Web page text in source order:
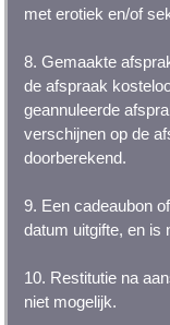
met erotiek en/of
8. Gemaakte
de afspraak
geannuleerde
verschijnen op de
doorberekend.
9. Een cadeaubon
datum uitgifte, en is
10. Restitutie na
niet mogelijk.